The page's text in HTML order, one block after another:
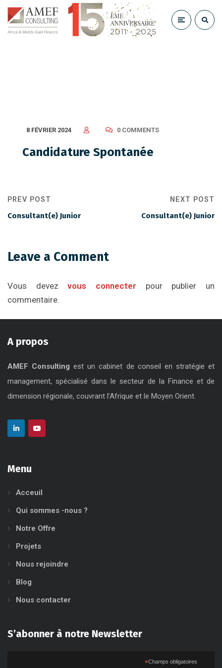
8 FÉVRIER 2024 0 COMMENTS
Candidature Spontanée
PREV POST
Consultant(e) Junior
NEXT POST
Consultant(e) Junior
Leave a Comment
Vous devezvous connecter pour publier un
commentaire.
A propos
AMEF Consulting est un cabinet de conseil en stratégie et
management, spécialisé dans le secteur de la Finance et de
dimension régionale, couvrant l’Afrique et le Moyen Orient.
Menu
Acceuil
Qui sommes -nous ?
Notre Offre
Projets
Nous rejoindre
Blog
Nous contacter
S’abonner à notre Newsletter
*Champs obligatoires